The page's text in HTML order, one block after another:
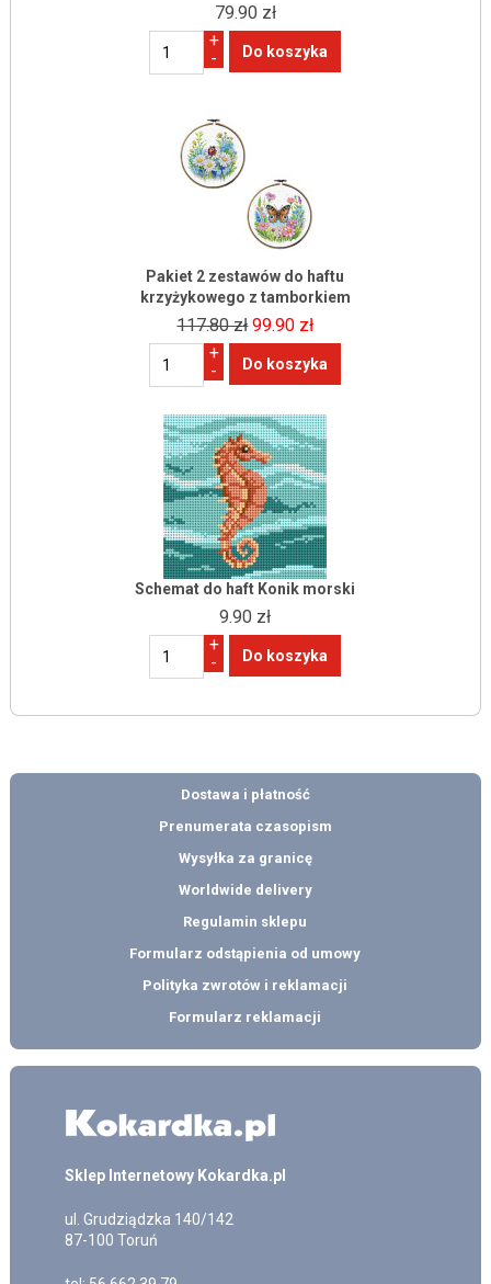
79.90 zł
+
-
Pakiet 2 zestawów do haftu
krzyżykowego z tamborkiem
117.80 zł 99.90 zł
+
-
Schemat do haft Konik morski
9.90 zł
+
-
Dostawa i płatność
Prenumerata czasopism
Wysyłka za granicę
Worldwide delivery
Regulamin sklepu
Formularz odstąpienia od umowy
Polityka zwrotów i reklamacji
Formularz reklamacji
Sklep Internetowy Kokardka.pl
ul. Grudziądzka 140/142
87-100 Toruń